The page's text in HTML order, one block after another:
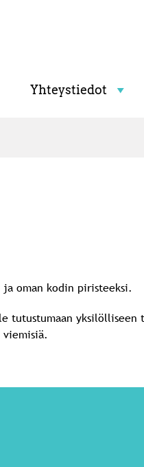
Yhteystiedot
oman kodin piristeeksi.
yksilölliseen